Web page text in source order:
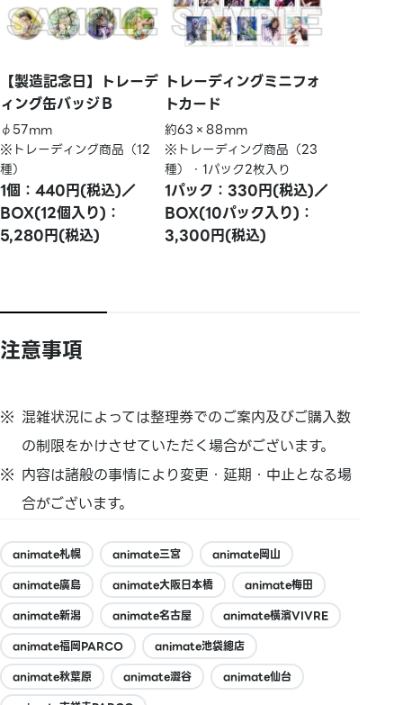
【製造記念日】トレーデ
ィング缶バッジＢ
φ57mm
※トレーディング商品（12
種）
1個：440円(税込)／
BOX(12個入り)：
5,280円(税込)
トレーディングミニフォ
トカード
約63×88mm
※トレーディング商品（23
種）・1パック2枚入り
1パック：330円(税込)／
BOX(10パック入り)：
3,300円(税込)
注意事項
混雑状況によっては整理券でのご案内及びご購入数
の制限をかけさせていただく場合がございます。
内容は諸般の事情により変更・延期・中止となる場
合がございます。
animate札幌 animate三宮
animate岡山
animate廣島
animate大阪日本橋
animate梅田
animate新潟
animate名古屋
animate橫濱VIVRE
animate福岡PARCO
animate池袋總店
animate秋葉原
animate澀谷
animate仙台